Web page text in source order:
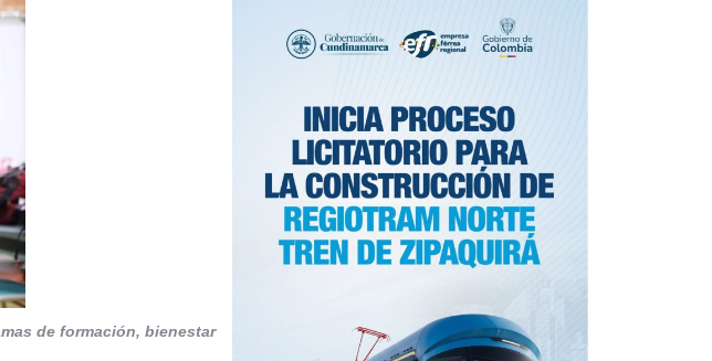
de formación, bienestar